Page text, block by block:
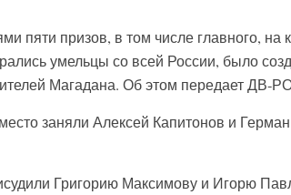
пяти призов, в том числе главного, на
умельцы со всей России, было
Магадана. Об этом передает ДВ-
заняли Алексей Капитонов и
Григорию Максимову и Игорю